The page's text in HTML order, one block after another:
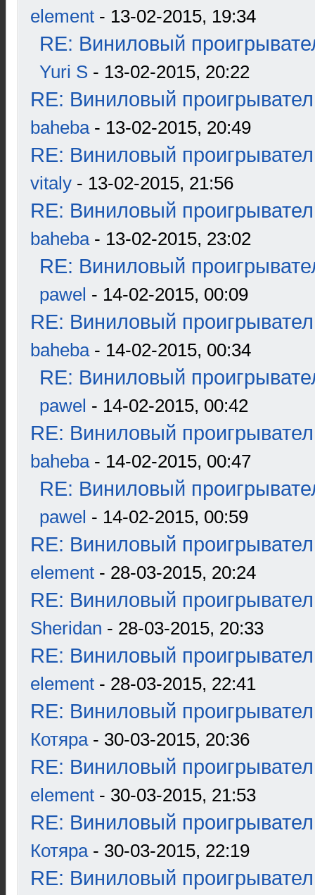
element - 13-02-2015, 19:34
RE: Виниловый
Yuri S - 13-02-2015, 20:22
RE: Виниловый
baheba- 13-02-2015, 20:49
RE: Виниловый
vitaly - 13-02-2015, 21:56
RE: Виниловый
baheba- 13-02-2015, 23:02
RE: Виниловый
pawel - 14-02-2015, 00:09
RE: Виниловый
baheba- 14-02-2015, 00:34
RE: Виниловый
pawel - 14-02-2015, 00:42
RE: Виниловый
baheba- 14-02-2015, 00:47
RE: Виниловый
pawel - 14-02-2015, 00:59
RE: Виниловый
element - 28-03-2015, 20:24
RE: Виниловый
Sheridan - 28-03-2015, 20:33
RE: Виниловый
element - 28-03-2015, 22:41
RE: Виниловый
Котяра- 30-03-2015, 20:36
RE: Виниловый
element - 30-03-2015, 21:53
RE: Виниловый
Котяра- 30-03-2015, 22:19
RE: Виниловый